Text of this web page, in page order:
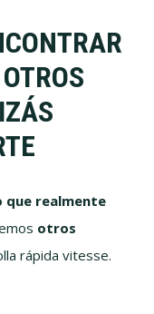
que realmente
otros
rápida vitesse.